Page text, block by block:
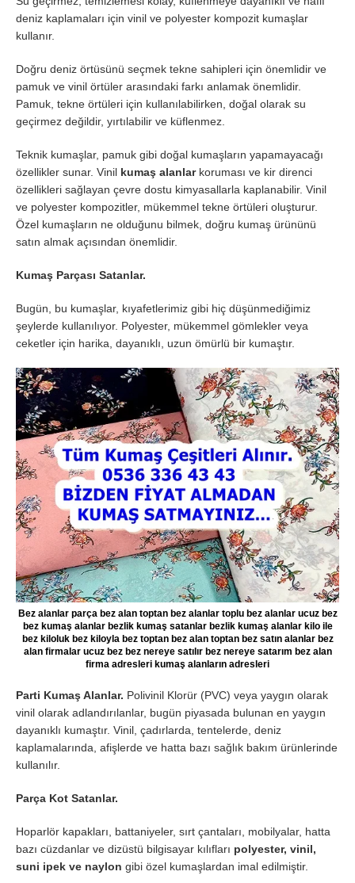
deniz kaplamaları için vinil ve polyester kompozit kumaşlar
kullanır.
Doğru deniz örtüsünü seçmek tekne sahipleri için önemlidir ve
pamuk ve vinil örtüler arasındaki farkı anlamak önemlidir.
Pamuk, tekne örtüleri için kullanılabilirken, doğal olarak su
geçirmez değildir, yırtılabilir ve küflenmez.
Teknik kumaşlar, pamuk gibi doğal kumaşların yapamayacağı
özellikler sunar. Vinil kumaş alanlarkoruması ve kir direnci
özellikleri sağlayan çevre dostu kimyasallarla kaplanabilir. Vinil
ve polyester kompozitler, mükemmel tekne örtüleri oluşturur.
Özel kumaşların ne olduğunu bilmek, doğru kumaş ürününü
satın almak açısından önemlidir.
Kumaş Parçası Satanlar.
Bugün, bu kumaşlar, kıyafetlerimiz gibi hiç düşünmediğimiz
şeylerde kullanılıyor. Polyester, mükemmel gömlekler veya
ceketler için harika, dayanıklı, uzun ömürlü bir kumaştır.
Bez alanlar parça bez alan toptan bez alanlar toplu bez alanlar ucuz bez
bez kumaş alanlar bezlik kumaş satanlar bezlik kumaş alanlar kilo ile
bez kiloluk bez kiloyla bez toptan bez alan toptan bez satın alanlar bez
alan firmalar ucuz bez bez nereye satılır bez nereye satarım bez alan
firma adresleri kumaş alanların adresleri
Parti Kumaş Alanlar. Polivinil Klorür (PVC) veya yaygın olarak
vinil olarak adlandırılanlar, bugün piyasada bulunan en yaygın
dayanıklı kumaştır. Vinil, çadırlarda, tentelerde, deniz
kaplamalarında, afişlerde ve hatta bazı sağlık bakım ürünlerinde
kullanılır.
Parça Kot Satanlar.
Hoparlör kapakları, battaniyeler, sırt çantaları, mobilyalar, hatta
bazı cüzdanlar ve dizüstü bilgisayar kılıfları polyester, vinil,
suni ipek ve naylon gibi özel kumaşlardan imal edilmiştir.